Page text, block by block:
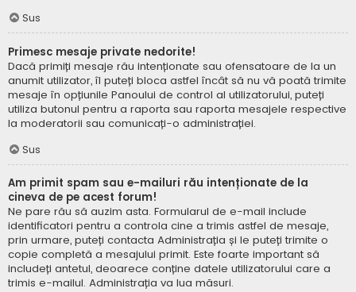
Sus
Primesc mesaje private nedorite!
Dacă primiți mesaje rău intenționate sau ofensatoare de la un
anumit utilizator, îl puteți bloca astfel încât să nu vă poată trimite
mesaje în opțiunile Panoului de control al utilizatorului, puteți
utiliza butonul pentru a raporta sau raporta mesajele respective
la moderatorii sau comunicați-o administrației.
Sus
Am primit spam sau e-mailuri rău intenționate de la
cineva de pe acest forum!
Ne pare rău să auzim asta. Formularul de e-mail include
identificatori pentru a controla cine a trimis astfel de mesaje,
prin urmare, puteți contacta Administrația și le puteți trimite o
copie completă a mesajului primit. Este foarte important să
includeți antetul, deoarece conține datele utilizatorului care a
trimis e-mailul. Administrația va lua măsuri.